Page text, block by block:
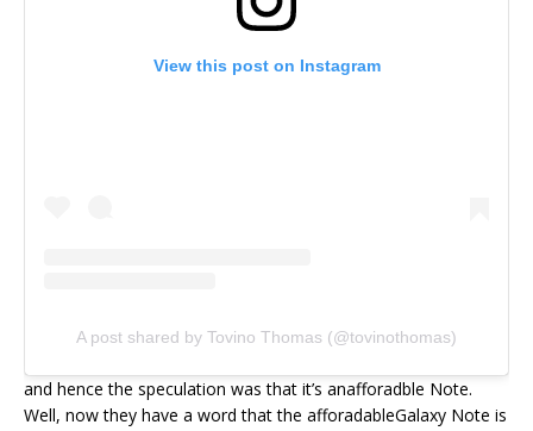
View this post on Instagram
A post shared by Tovino Thomas (@tovinothomas)
and hence the speculation was that it’s anafforadble Note.
Well, now they have a word that the afforadableGalaxy Note is